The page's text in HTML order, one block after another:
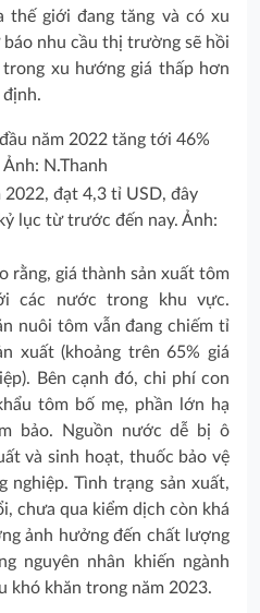
thế giới đang tăng và có xu
báo nhu cầu thị trường sẽ hồi
xu hướng giá thấp hơn
định.
2022, đạt 4,3 tỉ USD, đây
lục từ trước đến nay. Ảnh:
rằng, giá thành sản xuất tôm
các nước trong khu vực.
nuôi tôm vẫn đang chiếm tỉ
xuất (khoảng trên 65% giá
Bên cạnh đó, chi phí con
tôm bố mẹ, phần lớn hạ
bảo. Nguồn nước dễ bị ô
và sinh hoạt, thuốc bảo vệ
Tình trạng sản xuất,
chưa qua kiểm dịch còn khá
ảnh hưởng đến chất lượng
nguyên nhân khiến ngành
khó khăn trong năm 2023.